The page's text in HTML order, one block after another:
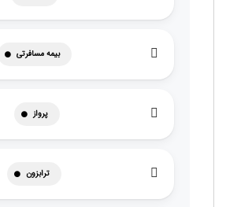
بیمه مسافرتی
پرواز
ترابزون